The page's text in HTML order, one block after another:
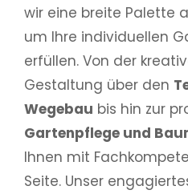
wir eine breite Palette
um Ihre individuellen
erfüllen. Von der
Gestaltung über den
Wegebau bis hin zur
Gartenpflege und
Ihnen mit
Seite. Unser